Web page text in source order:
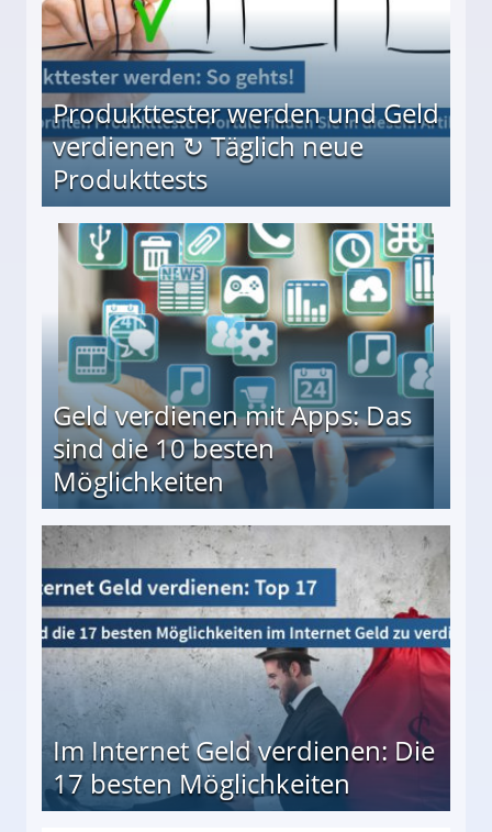
Produkttester werden und Geld
verdienen ↻ Täglich neue
Produkttests
↻ Täglich neue Produkttests
Geld verdienen mit Apps: Das
sind die 10 besten
Möglichkeiten
besten Möglichkeiten
Im Internet Geld verdienen: Die
17 besten Möglichkeiten